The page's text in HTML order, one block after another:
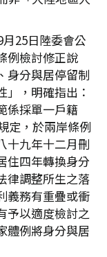
25日陸委會公
例檢討修正說
身分與居停留制
，明確指出：
係採單一戶籍
定，於兩岸條例
十九年十二月刪
住四年轉換身分
律調整所生之落
義務有重疊或衝
予以適度檢討之
體例將身分與居